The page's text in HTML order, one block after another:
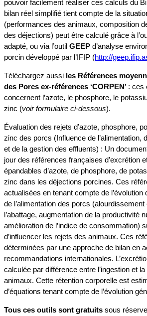
pouvoir facilement réaliser ces calculs du
bilan réel simplifié tient compte de la
(performances des animaux, composition
des déjections) peut être calculé grâce à
adapté, ou via l’outil GEEP d’analyse
porcin développé par l’IFIP (http://
Téléchargez aussi les Références
des Porcs ex-références ‘CORPEN’ : ces
concernent l’azote, le phosphore, le
zinc (voir formulaire ci-dessous).
Évaluation des rejets d’azote, phosphore,
zinc des porcs (Influence de l’alimentation,
et de la gestion des effluents) : Un
jour des références françaises d’excrétion
épandables d’azote, de phosphore, de
zinc dans les déjections porcines. Ces
actualisées en tenant compte de
de l’alimentation des porcs
l’abattage, augmentation de la productivité
amélioration de l’indice de consommation)
d’influencer les rejets des animaux. Ces
déterminées par une approche de bilan en
recommandations internationales.
calculée par différence entre l’ingestion et
animaux. Cette rétention corporelle est
d’équations tenant compte de l’évolution
Tous ces outils sont gratuits sous